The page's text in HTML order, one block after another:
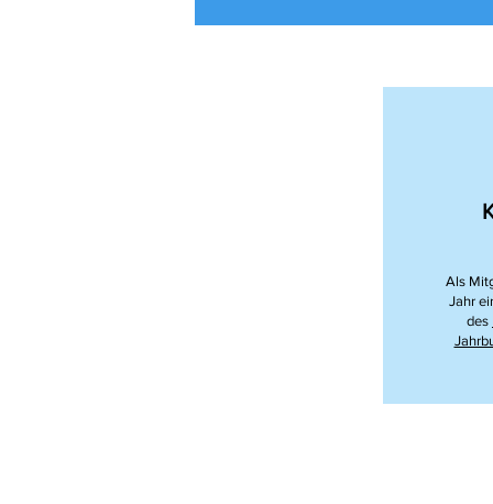
Als
Jahr
des